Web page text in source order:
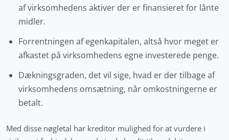
af virksomhedens aktiver der er finansieret for lånte
midler.
Forrentningen af egenkapitalen, altså hvor meget er
afkastet på virksomhedens egne investerede penge.
Dækningsgraden, det vil sige, hvad er der tilbage af
virksomhedens omsætning, når omkostningerne er
betalt.
Med disse nøgletal har kreditor mulighed for at vurdere i